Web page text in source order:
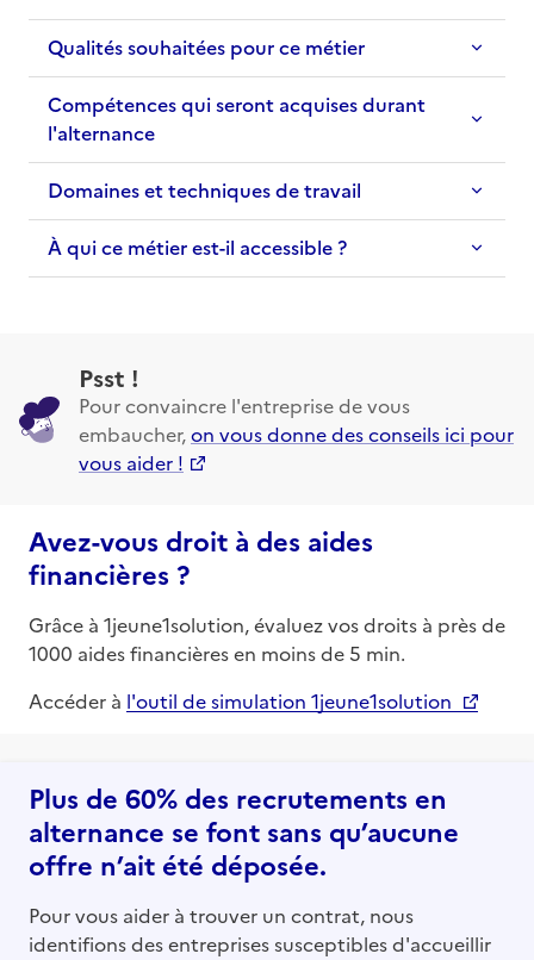
Qualités souhaitées pour ce métier
Compétences qui seront acquises durant
l'alternance
Domaines et techniques de travail
À qui ce métier est-il accessible ?
Psst !
Pour convaincre l'entreprise de vous
embaucher,on vous donne des conseils ici pour
vous aider !
Avez-vous droit à des aides
financières ?
Grâce à 1jeune1solution, évaluez vos droits à près de
1000 aides financières en moins de 5 min.
Accéder à l'outil de simulation 1jeune1solution
Plus de 60% des recrutements en
alternance se font sans qu’aucune
offre n’ait été déposée.
Pour vous aider à trouver un contrat, nous
identifions des entreprises susceptibles d'accueillir